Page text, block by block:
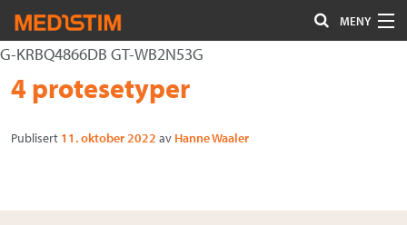
G-KRBQ4866DB GT-WB2N53G
MENY
Hjerte-Kar
Nevrokirurgi
Uro/Gyn
Gå
innholdet
Forstørre
skrift
4 protesetyper
Publisert 11. oktober 2022 av Hanne Waaler